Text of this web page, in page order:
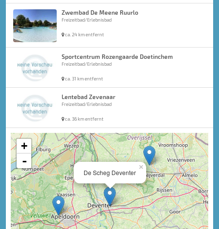
Zwembad De Meene Ruurlo
Freizeitbad/Erlebnisbad
ca. 24 km entfernt
Sportcentrum Rozengaarde Doetinchem
Freizeitbad/Erlebnisbad
ca. 31 km entfernt
Lentebad Zevenaar
Freizeitbad/Erlebnisbad
ca. 36 km entfernt
×
De Scheg Deventer
+
-